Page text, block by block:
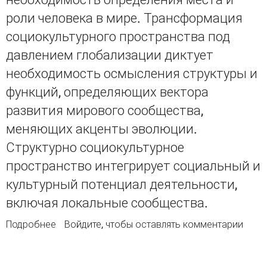
роли человека в мире. Трансформация
социокультурного пространства под
давлением глобализации диктует
необходимость осмысления структуры и
функций, определяющих вектора
развития мирового сообщества,
меняющих акценты эволюции.
Структурно социокультурное
пространство интегрирует социальный и
культурный потенциал деятельности,
включая локальные сообщества.
Подробнее о Социокультурное пространство: к проблеме
Войдите, чтобы оставлять комментарии